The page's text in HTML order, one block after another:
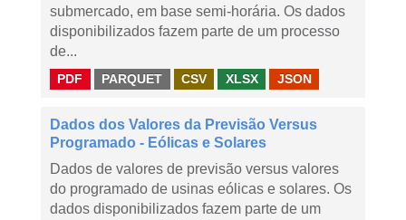
submercado, em base semi-horária. Os dados
disponibilizados fazem parte de um processo
de...
PDF PARQUET CSV XLSX JSON
Dados dos Valores da Previsão Versus
Programado - Eólicas e Solares
Dados de valores de previsão versus valores
do programado de usinas eólicas e solares. Os
dados disponibilizados fazem parte de um